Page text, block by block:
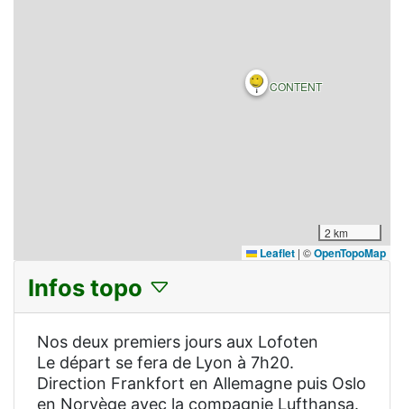
CONTENT
2 km
Leaflet | ©OpenTopoMap
Infos topo
Nos deux premiers jours aux Lofoten
Le départ se fera de Lyon à 7h20.
Direction Frankfort en Allemagne puis Oslo
en Norvège avec la compagnie Lufthansa.